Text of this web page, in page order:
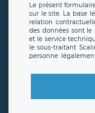
Le présent
sur le site. La base
relation
des données sont
et le service
le sous-traitant
personne
hébergé sur un
offrant des
en sollicite la
demander la